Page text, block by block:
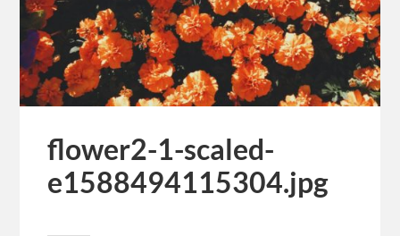
flower2-1-scaled-
e1588494115304.jpg